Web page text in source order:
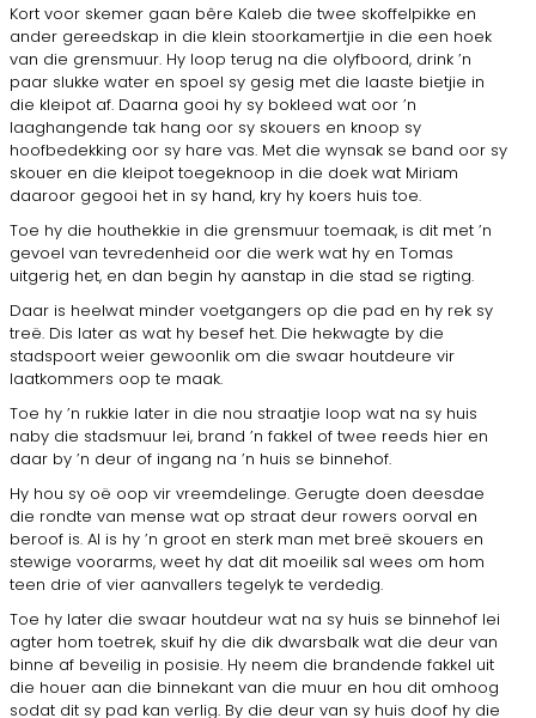
Kort voor skemer gaan bêre Kaleb die twee skoffelpikke en
ander ge­reedskap in die klein stoorkamertjie in die een hoek
van die grensmuur. Hy loop terug na die olyfboord, drink ’n
paar slukke water en spoel sy gesig met die laaste bietjie in
die kleipot af. Daarna gooi hy sy bokleed wat oor ’n
laaghangende tak hang oor sy skouers en knoop sy
hoofbedekking oor sy hare vas. Met die wynsak se band oor sy
skouer en die kleipot toegeknoop in die doek wat Miriam
daaroor gegooi het in sy hand, kry hy koers huis toe.
Toe hy die houthekkie in die grensmuur toemaak, is dit met ’n
gevoel van tevredenheid oor die werk wat hy en Tomas
uitgerig het, en dan begin hy aanstap in die stad se rigting.
Daar is heelwat minder voetgangers op die pad en hy rek sy
treë. Dis later as wat hy besef het. Die hekwagte by die
stadspoort weier gewoon­lik om die swaar houtdeure vir
laatkommers oop te maak.
Toe hy ’n rukkie later in die nou straatjie loop wat na sy huis
naby die stadsmuur lei, brand ’n fakkel of twee reeds hier en
daar by ’n deur of ingang na ’n huis se binnehof.
Hy hou sy oë oop vir vreemdelinge. Gerugte doen deesdae
die rondte van mense wat op straat deur rowers oorval en
beroof is. Al is hy ’n groot en sterk man met breë skouers en
stewige voorarms, weet hy dat dit moeilik sal wees om hom
teen drie of vier aanvallers tegelyk te verdedig.
Toe hy later die swaar houtdeur wat na sy huis se binnehof lei
ag­ter hom toetrek, skuif hy die dik dwarsbalk wat die deur van
binne af beveilig in posisie. Hy neem die brandende fakkel uit
die houer aan die binnekant van die muur en hou dit omhoog
sodat dit sy pad kan verlig. By die deur van sy huis doof hy die